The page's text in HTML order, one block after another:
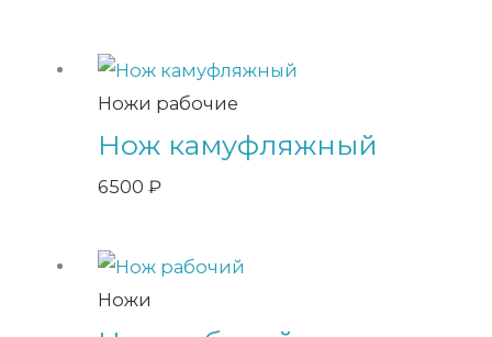
Ножи рабочие
Нож камуфляжный
6500₽
Ножи